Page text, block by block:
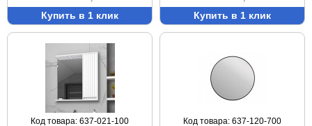
Купить в 1 клик Купить в 1 клик
Код товара: 637-021-100 Код товара: 637-120-700